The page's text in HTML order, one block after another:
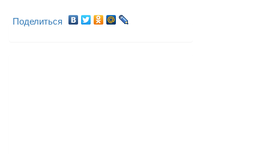
Поделиться